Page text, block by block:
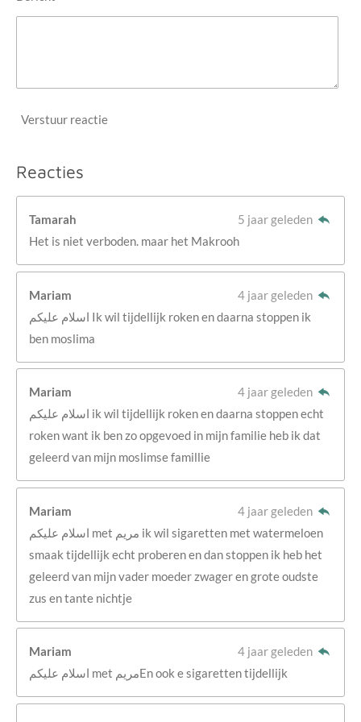
Verstuur reactie
Reacties
Tamarah
5 jaar geleden
Het is niet verboden. maar het Makrooh
Mariam
4 jaar geleden
اسلام عليكم Ik wil tijdellijk roken en daarna stoppen ik
ben moslima
Mariam
4 jaar geleden
اسلام عليكم ik wil tijdellijk roken en daarna stoppen echt
roken want ik ben zo opgevoed in mijn familie heb ik dat
geleerd van mijn moslimse famillie
Mariam
4 jaar geleden
اسلام عليكم met مريم ik wil sigaretten met watermeloen
smaak tijdellijk echt proberen en dan stoppen ik heb het
geleerd van mijn vader moeder zwager en grote oudste
zus en tante nichtje
Mariam
4 jaar geleden
اسلام عليكم met مريمEn ook e sigaretten tijdellijk